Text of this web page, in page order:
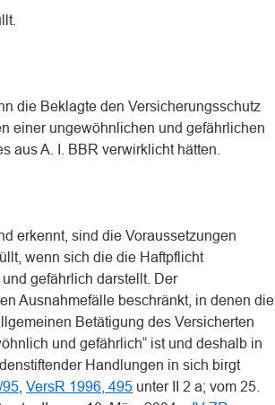
die Beklagte den Versicherungsschutz
einer ungewöhnlichen und gefährlichen
aus A. I. BBR verwirklicht hätten.
erkennt, sind die Voraussetzungen
wenn sich die die Haftpflicht
gefährlich darstellt. Der
Ausnahmefälle beschränkt, in denen die
Betätigung des Versicherten
und gefährlich“ ist und deshalb in
Handlungen in sich birgt
95 VersR 1996, 495 unter II 2 a; vom 25.